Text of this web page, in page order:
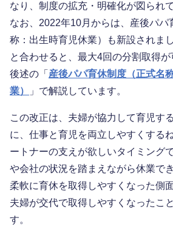
なり、制度の拡充・明確化が図られ
なお、2022年10月からは、産後パパ
称：出生時育児休業）も新設されま
と合わせると、最大4回の分割取得
後述の「 産後パパ育休制度（正式名
業）
」で解説しています。
この改正は、夫婦が協力して育児す
に、仕事と育児を両立しやすくする
ートナーの支えが欲しいタイミング
や会社の状況を踏まえながら休業で
柔軟に育休を取得しやすくなった側
夫婦が交代で取得しやすくなったこ
す。